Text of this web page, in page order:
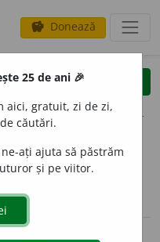
savings Donează
clear
opțiuni
(16)
declinări
25 de ani 🎉
aici, gratuit, zi de zi,
căutări.
ați ajuta să păstrăm
și pe viitor.